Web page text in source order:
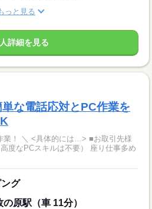
っと見る
詳細を見る
単な電話応対とPC作業を
■お取引先様
グ
原駅（車 11分）